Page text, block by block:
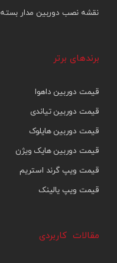
نقشه نصب دوربین مدار بسته
برندهای برتر
قیمت دوربین داهوا
قیمت دوربین تیاندی
قیمت دوربین هایلوک
قیمت دوربین هایک ویژن
قیمت ویپ گرند استریم
قیمت ویپ یالینک
مقالات کاربردی